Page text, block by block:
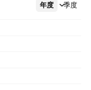
年度 季度
更多